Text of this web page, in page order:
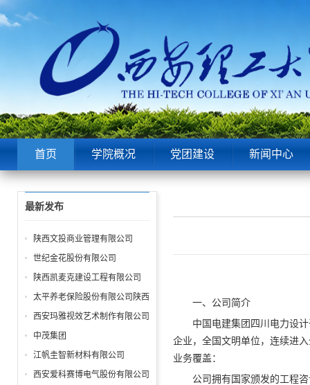
首页 学院概况 党团建设 新闻中心
一、公司简介
中国电建集团四川电力设
企业，全国文明单位，连续进
业务覆盖：
公司拥有国家颁发的工程
最新发布
陕西文投商业管理有限公司
世纪金花股份有限公司
陕西凯麦克建设工程有限公司
太平养老保险股份有限公司陕西
分公司
西安玛雅视效艺术制作有限公司
中茂集团
江帆圭智新材料有限公司
西安爱科赛博电气股份有限公司